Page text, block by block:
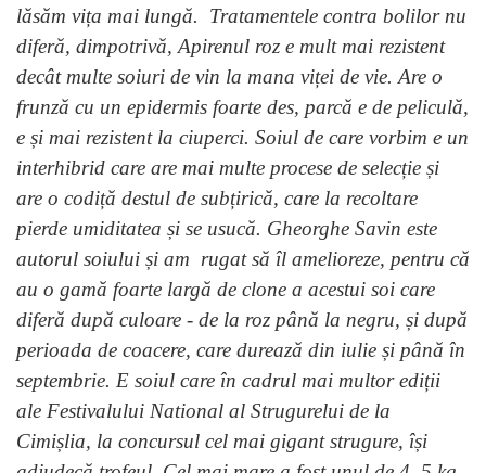
lăsăm vița mai lungă. Tratamentele contra bolilor nu
diferă, dimpotrivă, Apirenul roz e mult mai rezistent
decât multe soiuri de vin la mana viței de vie. Are o
frunză cu un epidermis foarte des, parcă e de peliculă,
e și mai rezistent la ciuperci. Soiul de care vorbim e un
interhibrid care are mai multe procese de selecție și
are o codiță destul de subțirică, care la recoltare
pierde umiditatea și se usucă. Gheorghe Savin este
autorul soiului și am rugat să îl amelioreze, pentru că
au o gamă foarte largă de clone a acestui soi care
diferă după culoare - de la roz până la negru, și după
perioada de coacere, care durează din iulie și până în
septembrie. E soiul care în cadrul mai multor ediții
ale Festivalului National al Strugurelui de la
Cimișlia, la concursul cel mai gigant strugure, își